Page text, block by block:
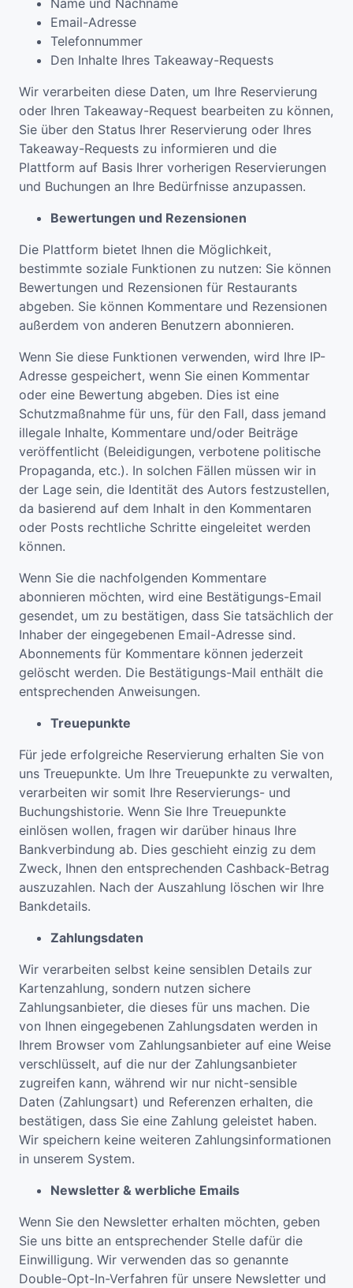
Name und Nachname
Email-Adresse
Telefonnummer
Den Inhalte Ihres Takeaway-Requests
Wir verarbeiten diese Daten, um Ihre Reservierung
oder Ihren Takeaway-Request bearbeiten zu können,
Sie über den Status Ihrer Reservierung oder Ihres
Takeaway-Requests zu informieren und die
Plattform auf Basis Ihrer vorherigen Reservierungen
und Buchungen an Ihre Bedürfnisse anzupassen.
Bewertungen und Rezensionen
Die Plattform bietet Ihnen die Möglichkeit,
bestimmte soziale Funktionen zu nutzen: Sie können
Bewertungen und Rezensionen für Restaurants
abgeben. Sie können Kommentare und Rezensionen
außerdem von anderen Benutzern abonnieren.
Wenn Sie diese Funktionen verwenden, wird Ihre IP-
Adresse gespeichert, wenn Sie einen Kommentar
oder eine Bewertung abgeben. Dies ist eine
Schutzmaßnahme für uns, für den Fall, dass jemand
illegale Inhalte, Kommentare und/oder Beiträge
veröffentlicht (Beleidigungen, verbotene politische
Propaganda, etc.). In solchen Fällen müssen wir in
der Lage sein, die Identität des Autors festzustellen,
da basierend auf dem Inhalt in den Kommentaren
oder Posts rechtliche Schritte eingeleitet werden
können.
Wenn Sie die nachfolgenden Kommentare
abonnieren möchten, wird eine Bestätigungs-Email
gesendet, um zu bestätigen, dass Sie tatsächlich der
Inhaber der eingegebenen Email-Adresse sind.
Abonnements für Kommentare können jederzeit
gelöscht werden. Die Bestätigungs-Mail enthält die
entsprechenden Anweisungen.
Treuepunkte
Für jede erfolgreiche Reservierung erhalten Sie von
uns Treuepunkte. Um Ihre Treuepunkte zu verwalten,
verarbeiten wir somit Ihre Reservierungs- und
Buchungshistorie. Wenn Sie Ihre Treuepunkte
einlösen wollen, fragen wir darüber hinaus Ihre
Bankverbindung ab. Dies geschieht einzig zu dem
Zweck, Ihnen den entsprechenden Cashback-Betrag
auszuzahlen. Nach der Auszahlung löschen wir Ihre
Bankdetails.
Zahlungsdaten
Wir verarbeiten selbst keine sensiblen Details zur
Kartenzahlung, sondern nutzen sichere
Zahlungsanbieter, die dieses für uns machen. Die
von Ihnen eingegebenen Zahlungsdaten werden in
Ihrem Browser vom Zahlungsanbieter auf eine Weise
verschlüsselt, auf die nur der Zahlungsanbieter
zugreifen kann, während wir nur nicht-sensible
Daten (Zahlungsart) und Referenzen erhalten, die
bestätigen, dass Sie eine Zahlung geleistet haben.
Wir speichern keine weiteren Zahlungsinformationen
in unserem System.
Newsletter & werbliche Emails
Wenn Sie den Newsletter erhalten möchten, geben
Sie uns bitte an entsprechender Stelle dafür die
Einwilligung. Wir verwenden das so genannte
Double-Opt-In-Verfahren für unsere Newsletter und